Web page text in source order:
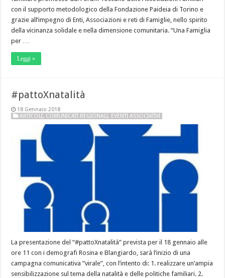
con il supporto metodologico della Fondazione Paideia di Torino e
grazie all’impegno di Enti, Associazioni e reti di Famiglie, nello spirito
della vicinanza solidale e nella dimensione comunitaria. “Una Famiglia
per …
Leggi »
#pattoXnatalità
18 Gennaio 2018
ARTICOLI, COMUNICATI REGIONALI, EVENTI ASSOCIATIVI
La presentazione del “#pattoXnatalità” prevista per il 18 gennaio alle
ore 11 con i demografi Rosina e Blangiardo, sarà l’inizio di una
campagna comunicativa “virale”, con l’intento di: 1. realizzare un’ampia
sensibilizzazione sul tema della natalità e delle politiche familiari. 2.